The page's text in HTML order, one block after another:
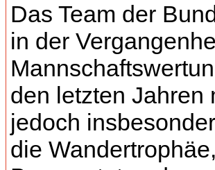
Das Team der
in der
den letzten Jahren
jedoch
die